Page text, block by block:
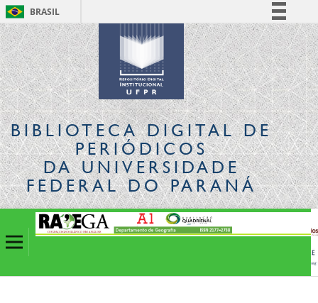
BRASIL
Simplifique!
Comunica BR
Participe
Acesso à informação
Legislação
Canais
BIBLIOTECA DIGITALDE
PERIÓDICOS
DA UNIVERSIDADE
FEDERAL DO PARANÁ